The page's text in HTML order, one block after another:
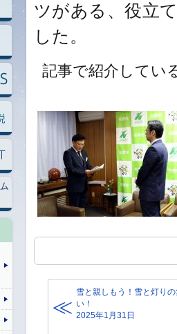
ツがある、役立
した。
記事で紹介してい
雪と親しもう！雪と灯りの
い！
2025年1月31日